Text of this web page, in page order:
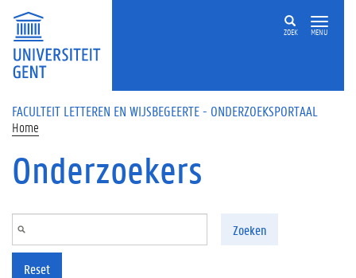
Overslaan en naar de inhoud gaan
ZOEK MENU
FACULTEIT LETTEREN EN WIJSBEGEERTE - ONDERZOEKSPORTAAL
Home
Onderzoekers
Zoeken
Reset